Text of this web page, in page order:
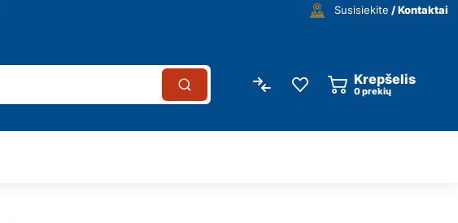
Susisiekite / Kontaktai
Krepšelis
0prekių